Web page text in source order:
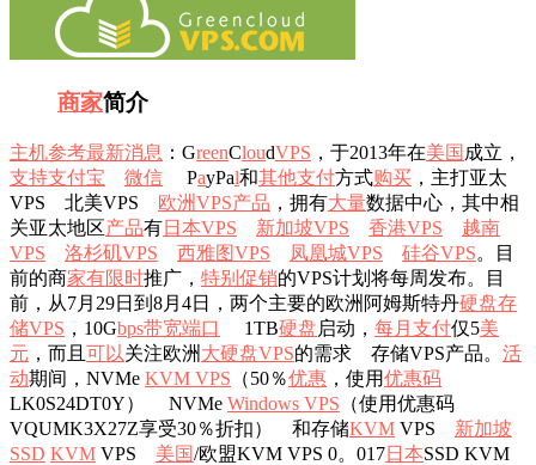
商家简介
主机参考最新消息 ：GreenCloudVPS ，于2013年在美国 成立，
支持支付宝 微信 PayPal和其他支付方式购买 ，主打亚太
VPS 北美VPS 欧洲VPS产品 ，拥有大量数据中心，其中相
关亚太地区产品有日本VPS 新加坡VPS 香港VPS
越南
VPS
洛杉矶VPS 西雅图VPS 凤凰城VPS 硅谷VPS。目
前的商家有限时推广， 特别 促销的VPS计划将每周发布。目
前，从7月29日到8月4日，两个主要的欧洲阿姆斯特丹硬盘存
储VPS ，10Gbps带宽端口 1TB硬盘 启动， 每月 支付仅5美
元 ，而且 可以关注欧洲 大硬盘VPS的需求 存储VPS产品。 活
动期间，NVMe KVM VPS （50％优惠 ，使用优惠码
LK0S24DT0Y） NVMe Windows VPS （使用优惠码
VQUMK3X27Z享受30％折扣） 和存储KVM VPS 新加坡
SSD KVM VPS 美国/欧盟KVM VPS 0。017日本SSD KVM